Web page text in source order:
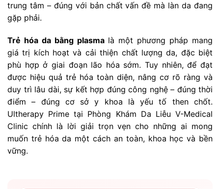
trung tâm – đúng với bản chất vấn đề mà làn da đang
gặp phải.
Trẻ hóa da bằng plasmalà một phương pháp mang
giá trị kích hoạt và cải thiện chất lượng da, đặc biệt
phù hợp ở giai đoạn lão hóa sớm. Tuy nhiên, để đạt
được hiệu quả trẻ hóa toàn diện, nâng cơ rõ ràng và
duy trì lâu dài, sự kết hợp đúng công nghệ – đúng thời
điểm – đúng cơ sở y khoa là yếu tố then chốt.
Ultherapy Prime tại Phòng Khám Da Liễu V-Medical
Clinic chính là lời giải trọn vẹn cho những ai mong
muốn trẻ hóa da một cách an toàn, khoa học và bền
vững.